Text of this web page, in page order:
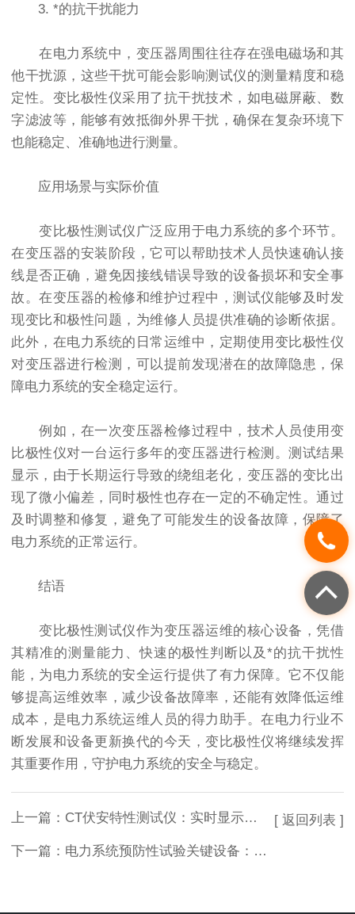
3. *的抗干扰能力
在电力系统中，变压器周围往往存在强电磁场和其
他干扰源，这些干扰可能会影响测试仪的测量精度和稳
定性。变比极性仪采用了抗干扰技术，如电磁屏蔽、数
字滤波等，能够有效抵御外界干扰，确保在复杂环境下
也能稳定、准确地进行测量。
应用场景与实际价值
变比极性测试仪广泛应用于电力系统的多个环节。
在变压器的安装阶段，它可以帮助技术人员快速确认接
线是否正确，避免因接线错误导致的设备损坏和安全事
故。在变压器的检修和维护过程中，测试仪能够及时发
现变比和极性问题，为维修人员提供准确的诊断依据。
此外，在电力系统的日常运维中，定期使用变比极性仪
对变压器进行检测，可以提前发现潜在的故障隐患，保
障电力系统的安全稳定运行。
例如，在一次变压器检修过程中，技术人员使用变
比极性仪对一台运行多年的变压器进行检测。测试结果
显示，由于长期运行导致的绕组老化，变压器的变比出
现了微小偏差，同时极性也存在一定的不确定性。通过
及时调整和修复，避免了可能发生的设备故障，保障了
电力系统的正常运行。
结语
变比极性测试仪作为变压器运维的核心设备，凭借
其精准的测量能力、快速的极性判断以及*的抗干扰性
能，为电力系统的安全运行提供了有力保障。它不仅能
够提高运维效率，减少设备故障率，还能有效降低运维
成本，是电力系统运维人员的得力助手。在电力行业不
断发展和设备更新换代的今天，变比极性仪将继续发挥
其重要作用，守护电力系统的安全与稳定。
上一篇： CT伏安特性测试仪：实时显示曲线的互感器伏安特性可视化检测仪器
下一篇： 电力系统预防性试验关键设备：避雷器带电测试仪在状态检修中的应用价值分析
[ 返回列表 ]